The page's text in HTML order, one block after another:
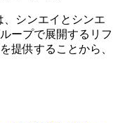
シンエイとシンエ
ープで展開するリフ
提供することから、